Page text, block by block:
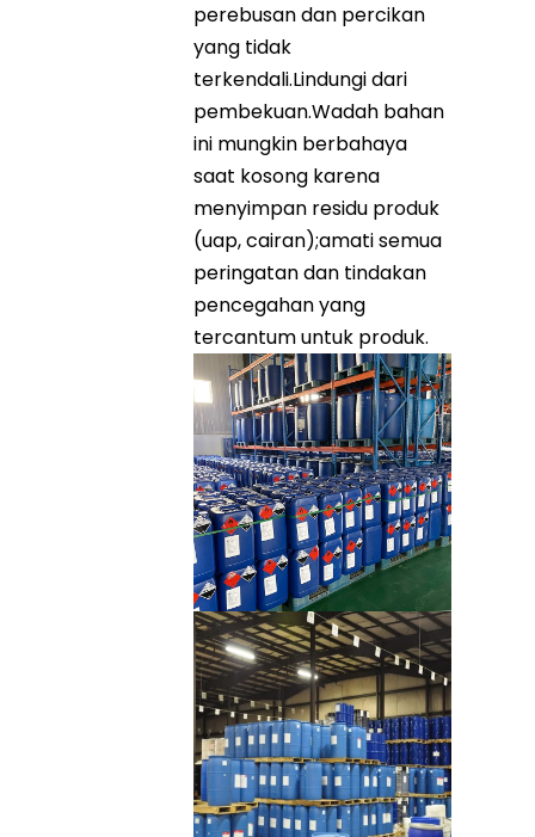
perebusan dan percikan
yang tidak
terkendali.Lindungi dari
pembekuan.Wadah bahan
ini mungkin berbahaya
saat kosong karena
menyimpan residu produk
(uap, cairan);amati semua
peringatan dan tindakan
pencegahan yang
tercantum untuk produk.